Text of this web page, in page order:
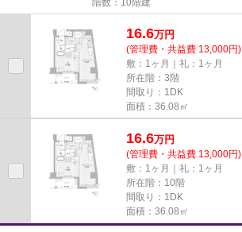
階数：10階建
16.6万円
(管理費・共益費 13,000円)
敷：1ヶ月｜礼：1ヶ月
所在階：3階
間取り：1DK
面積：36.08㎡
16.6万円
(管理費・共益費 13,000円)
敷：1ヶ月｜礼：1ヶ月
所在階：10階
間取り：1DK
面積：36.08㎡